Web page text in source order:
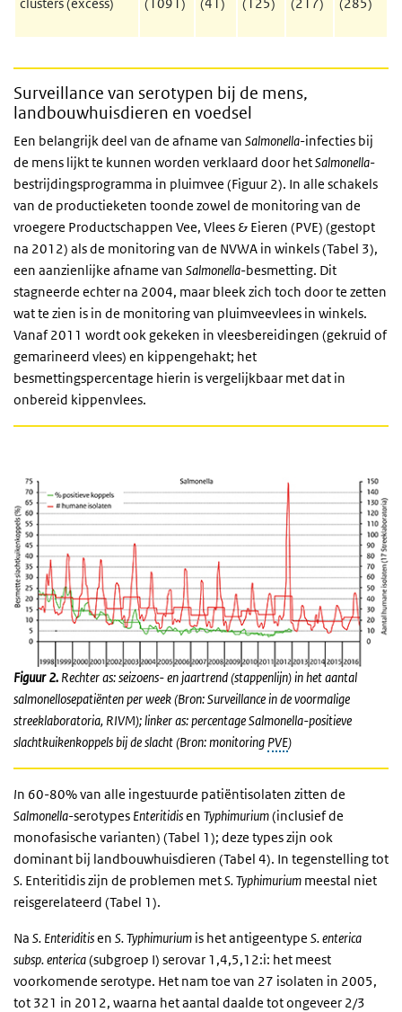
Surveillance van serotypen bij de mens,
landbouwhuisdieren en voedsel
Een belangrijk deel van de afname van Salmonella-infecties bij
de mens lijkt te kunnen worden verklaard door hetSalmonella-
bestrijdingsprogramma in pluimvee (Figuur 2). In alle schakels
van de productieketen toonde zowel de monitoring van de
vroegere Productschappen Vee, Vlees & Eieren (PVE) (gestopt
na 2012) als de monitoring van de NVWA in winkels (Tabel 3),
een aanzienlijke afname van Salmonella-besmetting. Dit
stagneerde echter na 2004, maar bleek zich toch door te zetten
wat te zien is in de monitoring van pluimveevlees in winkels.
Vanaf 2011 wordt ook gekeken in vleesbereidingen (gekruid of
gemarineerd vlees) en kippengehakt; het
besmettingspercentage hierin is vergelijkbaar met dat in
onbereid kippenvlees.
Figuur 2. Rechter as: seizoens- en jaartrend (stappenlijn) in het aantal
salmonellosepatiënten per week (Bron: Surveillance in de voormalige
streeklaboratoria, RIVM); linker as: percentage Salmonella-positieve
slachtkuikenkoppels bij de slacht (Bron: monitoring PVE)
In 60-80% van alle ingestuurde patiëntisolaten zitten de
Salmonella-serotypes Enteritidisen Typhimurium(inclusief de
monofasische varianten) (Tabel 1); deze types zijn ook
dominant bij landbouwhuisdieren (Tabel 4). In tegenstelling tot
S. Enteritidis zijn de problemen metS.Typhimurium meestal niet
reisgerelateerd (Tabel 1).
Na S. Enteriditisen S.Typhimurium is het antigeentype S.enterica
subsp. enterica(subgroep I) serovar 1,4,5,12:i: het meest
voorkomende serotype. Het nam toe van 27 isolaten in 2005,
tot 321 in 2012, waarna het aantal daalde tot ongeveer 2/3